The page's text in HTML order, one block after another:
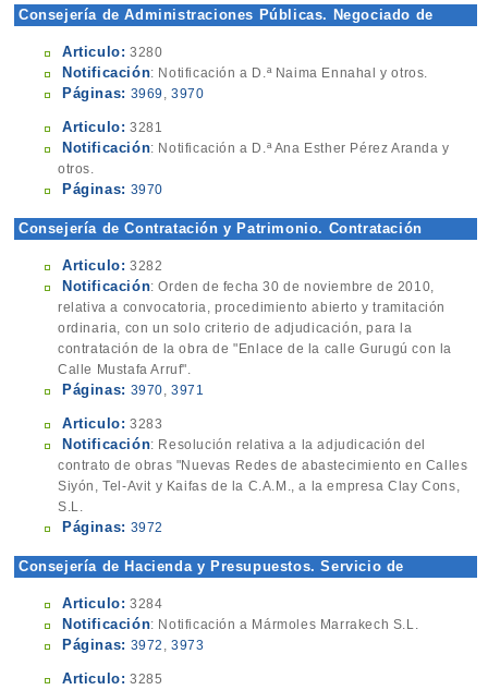
Consejería de Administraciones Públicas. Negociado de
Articulo: 3280
Notificación: Notificación a D.ª Naima Ennahal y otros.
Páginas: 3969 ,3970
Articulo: 3281
Notificación: Notificación a D.ª Ana Esther Pérez Aranda y
otros.
Páginas: 3970
Consejería de Contratación y Patrimonio. Contratación
Articulo: 3282
Notificación: Orden de fecha 30 de noviembre de 2010,
relativa a convocatoria, procedimiento abierto y tramitación
ordinaria, con un solo criterio de adjudicación, para la
contratación de la obra de "Enlace de la calle Gurugú con la
Calle Mustafa Arruf".
Páginas: 3970,3971
Articulo: 3283
Notificación: Resolución relativa a la adjudicación del
contrato de obras "Nuevas Redes de abastecimiento en Calles
Siyón, Tel-Avit y Kaifas de la C.A.M., a la empresa Clay Cons,
S.L.
Páginas: 3972
Consejería de Hacienda y Presupuestos. Servicio de
Articulo: 3284
Notificación: Notificación a Mármoles Marrakech S.L.
Páginas: 3972 ,3973
Articulo: 3285